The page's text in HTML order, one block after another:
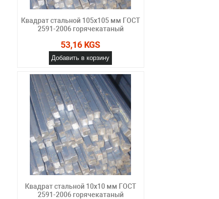
Квадрат стальной 105x105 мм ГОСТ
2591-2006 горячекатаный
53,16 KGS
Добавить в корзину
Квадрат стальной 10x10 мм ГОСТ
2591-2006 горячекатаный